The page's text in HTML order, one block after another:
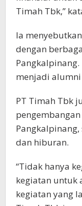
Timah Tbk,”
Ia
dengan
menjadi
PT Timah Tbk
pengembangan
dan hiburan.
“Tidak hanya
kegiatan untuk
kegiatan yang